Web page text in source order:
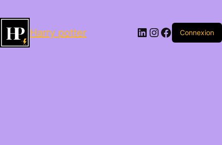
Harry potter LinkedIn
Instagram
Facebook
Connexion